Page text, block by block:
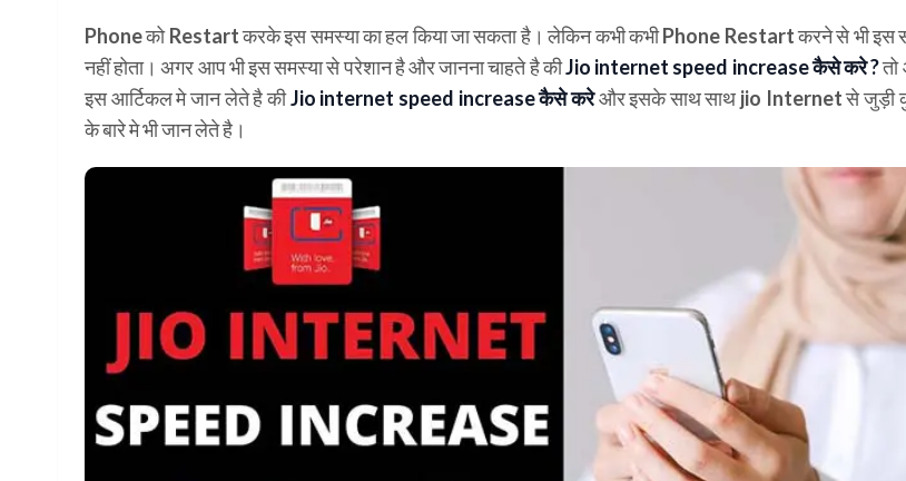
Phone को Restart करके इस समस्या का हल किया जा सकता है। लेकिन कभी कभी Phone Restart करने से भी इस
नहीं होता। अगर आप भी इस समस्या से परेशान है और जानना चाहते है कीJio internet speed increaseकैसे करे ?
इस आर्टिकल मे जान लेते है कीJio internet speed increaseकैसे करेऔर इसके साथ साथ jio Internet से जुड़ी
के बारे मे भी जान लेते है।